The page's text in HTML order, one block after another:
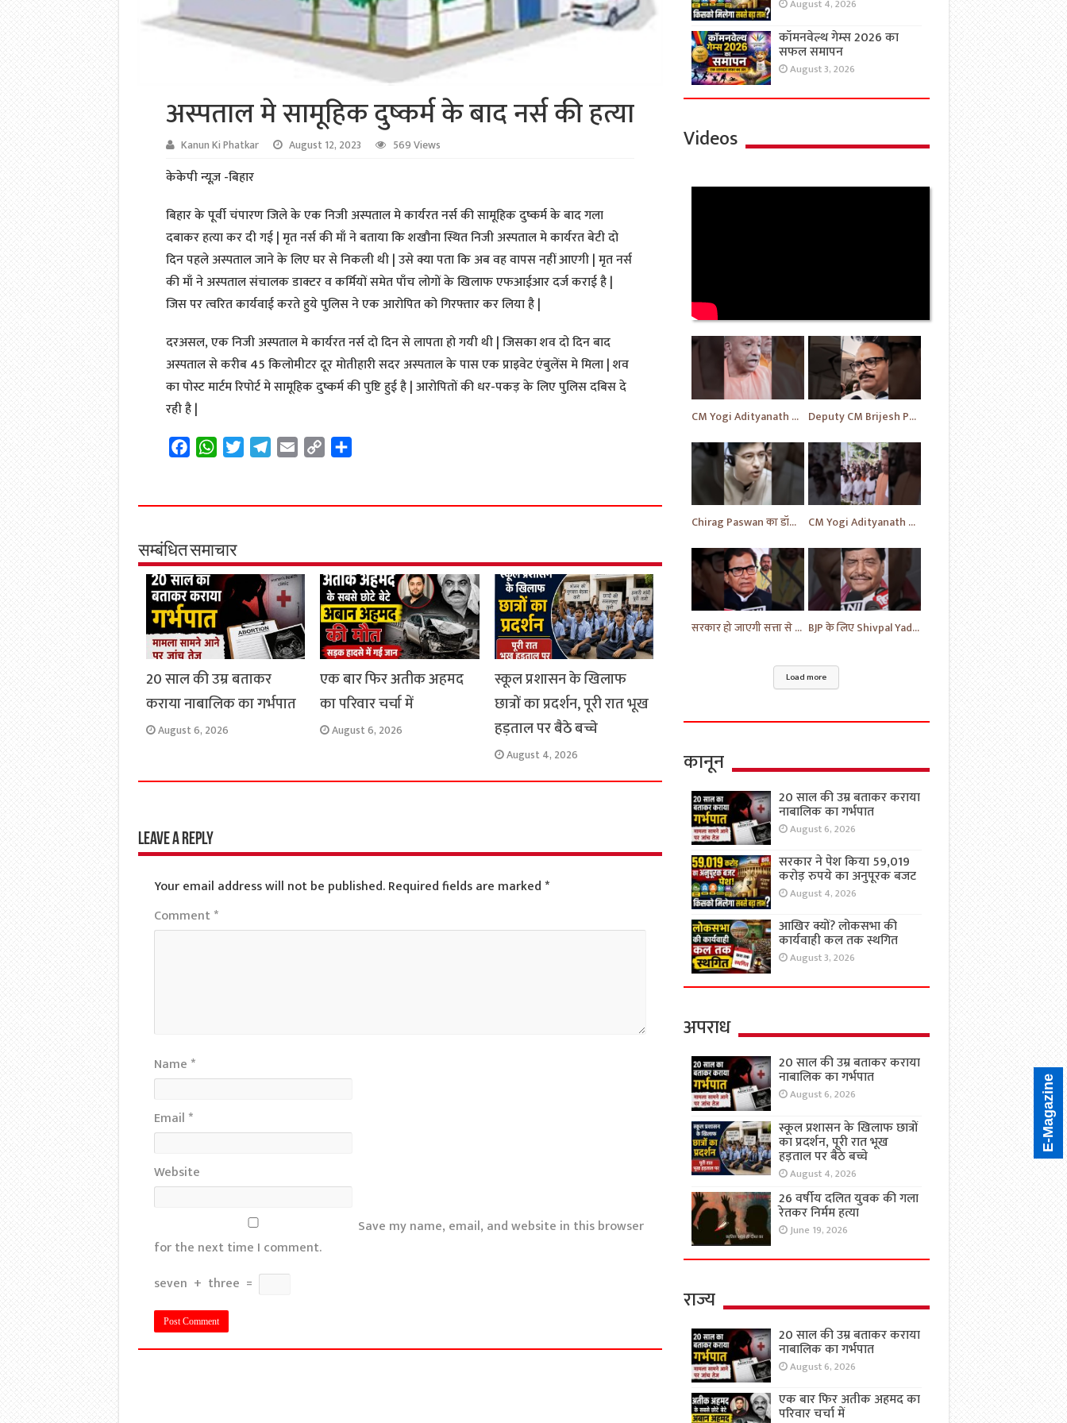
अस्पताल मे सामूहिक दुष्कर्म के बाद नर्स की हत्या
Kanun Ki Phatkar August 12, 2023 569 Views
केकेपी न्यूज़ -बिहार
बिहार के पूर्वी चंपारण जिले के एक निजी अस्पताल मे कार्यरत नर्स की सामूहिक दुष्कर्म के बाद गला
दबाकर हत्या कर दी गई | मृत नर्स की माँ ने बताया कि शखौना स्थित निजी अस्पताल मे कार्यरत बेटी दो
दिन पहले अस्पताल जाने के लिए घर से निकली थी | उसे क्या पता कि अब वह वापस नहीं आएगी | मृत नर्स
की माँ ने अस्पताल संचालक डाक्टर व कर्मियों समेत पाँच लोगों के खिलाफ एफआईआर दर्ज कराई है |
जिस पर त्वरित कार्यवाई करते हुये पुलिस ने एक आरोपित को गिरफ्तार कर लिया है |
दरअसल, एक निजी अस्पताल मे कार्यरत नर्स दो दिन से लापता हो गयी थी | जिसका शव दो दिन बाद
अस्पताल से करीब 45 किलोमीटर दूर मोतीहारी सदर अस्पताल के पास एक प्राइवेट एंबुलेंस मे मिला | शव
का पोस्ट मार्टम रिपोर्ट मे सामूहिक दुष्कर्म की पुष्टि हुई है | आरोपितों की धर-पकड़ के लिए पुलिस दबिस दे
रही है |
e
o
o
k
W
t
A
p
p
t
r
e
a
m
i
y
n
k
r
सम्बंधित समाचार
20 साल की उम्र बताकर
कराया नाबालिक का गर्भपात
August 6, 2026
एक बार फिर अतीक अहमद
का परिवार चर्चा में
August 6, 2026
स्कूल प्रशासन के खिलाफ
छात्रों का प्रदर्शन, पूरी रात भूख
हड़ताल पर बैठे बच्चे
August 4, 2026
Leave a Reply
Your email address will not be published. Required fields are marked*
Comment*
Name *
Email *
Website
Save my name, email, and website in this browser
for the next time I comment.
seven + three =
August 4, 2026
कॉमनवेल्थ गेम्स 2026 का
सफल समापन
August 3, 2026
Videos
CM Yogi Adityanath का विपक्ष की खोली पोल | News | BJP News | #shorts #yt #news #ytshorts Deputy CM Brijesh Pathak ने दी MP Uma Shankar के लिए की प्रार्थना | Uttar Pradesh News #shorts #yt
Chirag Paswan का डॉक्टरों को लेकर यह सवाल | BJP | BJP News | Parliament | #shorts #ytnewshorts #yt CM Yogi Adityanath ने दी MP Umashankar को श्रद्धांजलि | News in Hindi | News Today | #shorts #yt
सरकार हो जाएगी सत्ता से बेदखल - Ram Gopal | News | Hindi News | News Today | #shorts #ytshorts #yt BJP के लिए Shivpal Yadav Yadav ने लगाया गंभीर आरोप | #samajwadiparty | Akhilesh Yadav | #shorts #yt
Load more
कानून
20 साल की उम्र बताकर कराया
नाबालिक का गर्भपात
August 6, 2026
सरकार ने पेश किया 59,019
करोड़ रुपये का अनुपूरक बजट
August 4, 2026
आखिर क्यों? लोकसभा की
कार्यवाही कल तक स्थगित
August 3, 2026
अपराध
20 साल की उम्र बताकर कराया
नाबालिक का गर्भपात
August 6, 2026
स्कूल प्रशासन के खिलाफ छात्रों
का प्रदर्शन, पूरी रात भूख
हड़ताल पर बैठे बच्चे
August 4, 2026
26 वर्षीय दलित युवक की गला
रेतकर निर्मम हत्या
June 19, 2026
राज्य
20 साल की उम्र बताकर कराया
नाबालिक का गर्भपात
August 6, 2026
एक बार फिर अतीक अहमद का
परिवार चर्चा में
E-Magazine